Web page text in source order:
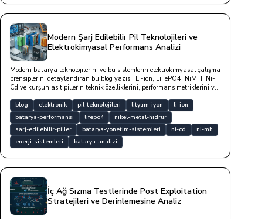
Modern Şarj Edilebilir Pil Teknolojileri ve
Elektrokimyasal Performans Analizi
Modern batarya teknolojilerini ve bu sistemlerin elektrokimyasal çalışma
prensiplerini detaylandıran bu blog yazısı, Li-ion, LiFePO4, NiMH, Ni-
Cd ve kurşun asit pillerin teknik özelliklerini, performans metriklerini ve
blog elektronik pil-teknolojileri lityum-iyon
li-ion
batarya-performansi
lifepo4
nikel-metal-hidrur
sarj-edilebilir-piller
batarya-yonetim-sistemleri ni-cd
ni-mh
enerji-sistemleri
batarya-analizi
İç Ağ Sızma Testlerinde Post Exploitation
Stratejileri ve Derinlemesine Analiz